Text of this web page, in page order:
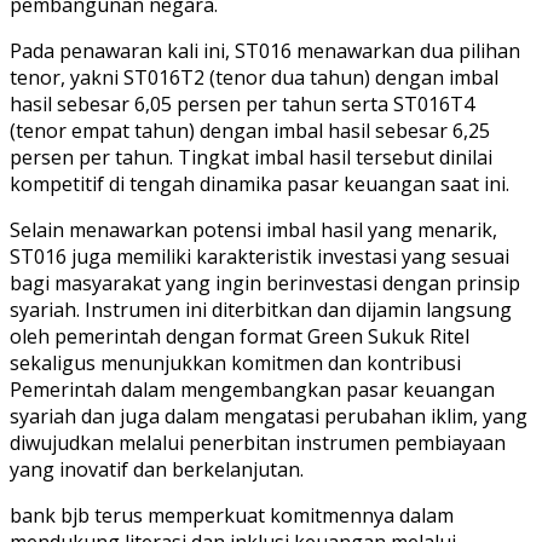
Pada penawaran kali ini, ST016 menawarkan dua pilihan
tenor, yakni ST016T2 (tenor dua tahun) dengan imbal
hasil sebesar 6,05 persen per tahun serta ST016T4
(tenor empat tahun) dengan imbal hasil sebesar 6,25
persen per tahun. Tingkat imbal hasil tersebut dinilai
kompetitif di tengah dinamika pasar keuangan saat ini.
Selain menawarkan potensi imbal hasil yang menarik,
ST016 juga memiliki karakteristik investasi yang sesuai
bagi masyarakat yang ingin berinvestasi dengan prinsip
syariah. Instrumen ini diterbitkan dan dijamin langsung
oleh pemerintah dengan format Green Sukuk Ritel
sekaligus menunjukkan komitmen dan kontribusi
Pemerintah dalam mengembangkan pasar keuangan
syariah dan juga dalam mengatasi perubahan iklim, yang
diwujudkan melalui penerbitan instrumen pembiayaan
yang inovatif dan berkelanjutan.
bank bjb terus memperkuat komitmennya dalam